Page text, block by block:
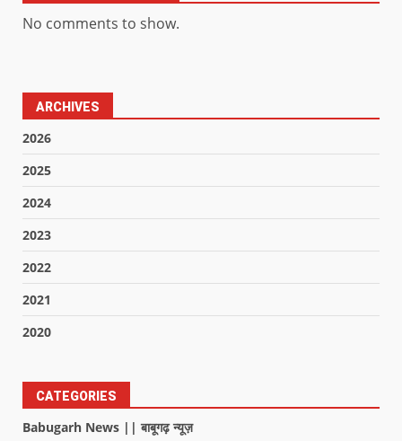
No comments to show.
ARCHIVES
2026
2025
2024
2023
2022
2021
2020
CATEGORIES
Babugarh News || बाबूगढ़ न्यूज़